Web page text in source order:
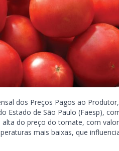
dos Preços Pagos ao
Estado de São Paulo (Faesp),
do preço do tomate, com
mais baixas, que